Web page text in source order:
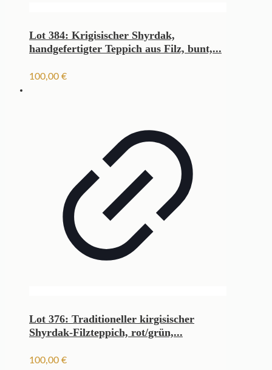
Lot 384: Krigisischer Shyrdak,
handgefertigter Teppich aus Filz, bunt,...
100,00 €
Lot 376: Traditioneller kirgisischer
Shyrdak-Filzteppich, rot/grün,...
100,00 €